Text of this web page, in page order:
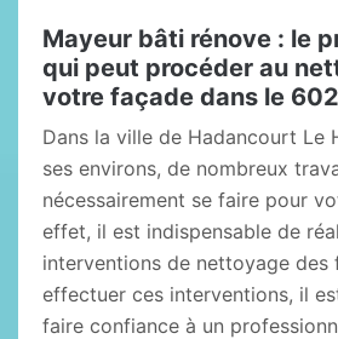
Mayeur bâti rénove : le
qui peut procéder au
votre façade dans le
Dans la ville de Hadancourt Le
ses environs, de nombreux
nécessairement se faire pour
effet, il est indispensable de
interventions de nettoyage des
effectuer ces interventions, il
faire confiance à un